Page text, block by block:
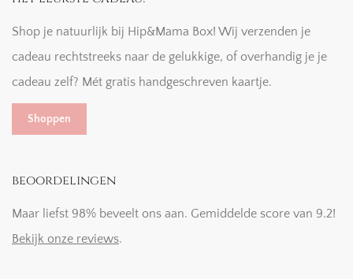
Shop je natuurlijk bij Hip&Mama Box! Wij verzenden je
cadeau rechtstreeks naar de gelukkige, of overhandig je je
cadeau zelf? Mét gratis handgeschreven kaartje.
Shoppen
beoordelingen
Maar liefst 98% beveelt ons aan. Gemiddelde score van 9.2!
Bekijk onze reviews.